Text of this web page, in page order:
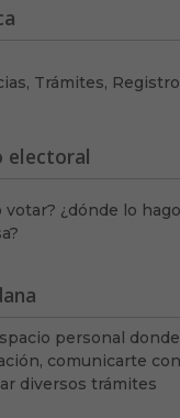
Trámites,
electoral
votar? ¿dónde lo
personal
comunicarte
diversos trámites